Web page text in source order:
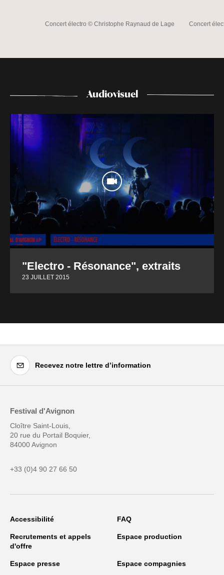
Concert électro © Christophe Raynaud de Lage Concert
Audiovisuel
"Electro - Résonance", extraits
23 JUILLET 2015
Recevez notre lettre d’information
Festival d'Avignon
Cloître Saint-Louis,
20 rue du Portail Boquier,
84000 Avignon
+33 (0)4 90 27 66 50
Accessibilité FAQ
Recrutements et appels
d'offre
Espace production
Espace presse Espace compagnies